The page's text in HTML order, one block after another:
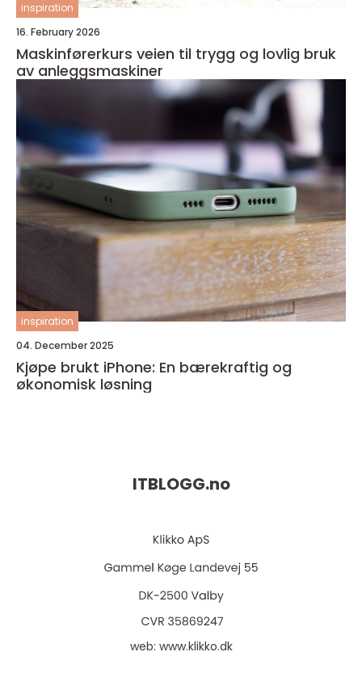
inspiration
16. February 2026
Maskinførerkurs veien til trygg og lovlig bruk
av anleggsmaskiner
inspiration
04. December 2025
Kjøpe brukt iPhone: En bærekraftig og
økonomisk løsning
ITBLOGG.no
web: www.klikko.dk